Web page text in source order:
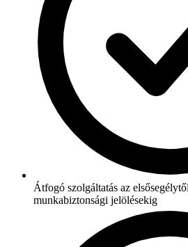
Átfogó szolgáltatás az
munkabiztonsági jelölésekig